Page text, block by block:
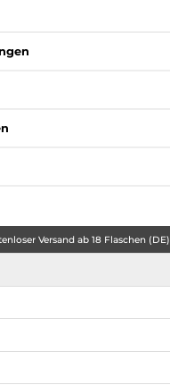
Versand ab 18 Flaschen (DE)